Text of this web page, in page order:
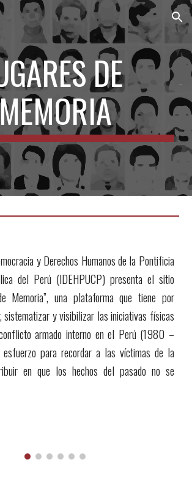
Skip to navigation
DE
y Derechos Humanos de la Pontificia
del Perú (IDEHPUCP) presenta el sitio
Memoria”, una plataforma que tiene por
sistematizar y visibilizar las iniciativas físicas
armado interno en el Perú (1980 –
para recordar a las víctimas de la
en que los hechos del pasado no se